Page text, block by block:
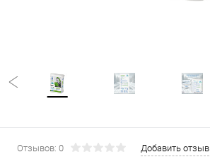
Отзывов: 0 Добавить отзыв